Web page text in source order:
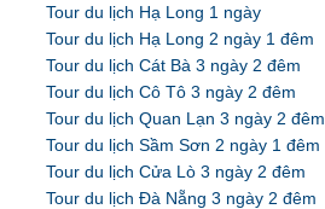
Tour du lịch Hạ Long 1 ngày
Tour du lịch Hạ Long 2 ngày 1 đêm
Tour du lịch Cát Bà 3 ngày 2 đêm
Tour du lịch Cô Tô 3 ngày 2 đêm
Tour du lịch Quan Lạn 3 ngày 2 đêm
Tour du lịch Sầm Sơn 2 ngày 1 đêm
Tour du lịch Cửa Lò 3 ngày 2 đêm
Tour du lịch Đà Nẵng 3 ngày 2 đêm